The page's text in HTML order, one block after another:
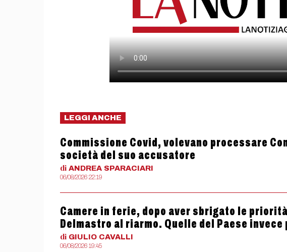
LEGGI ANCHE
Commissione Covid, volevano processare
società del suo accusatore
di ANDREA SPARACIARI
06/08/2026 22:19
Camere in ferie, dopo aver sbrigato le
Delmastro al riarmo. Quelle del Paese
di GIULIO CAVALLI
06/08/2026 19:45